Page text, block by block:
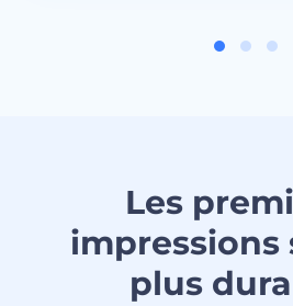
Les
impressions
plus